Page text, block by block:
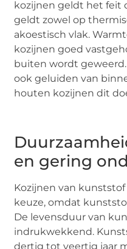
kozijnen geldt het feit
geldt zowel op
akoestisch vlak.
kozijnen goed
buiten wordt
ook geluiden van
houten kozijnen dit
en gering
Kozijnen van
keuze, omdat
De levensduur van
indrukwekkend.
dertig tot veertig jaar